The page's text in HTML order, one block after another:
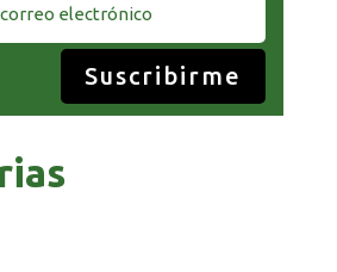
Suscribirme